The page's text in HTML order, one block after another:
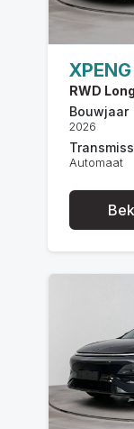
RWD
Bouwjaar
2026
Automaat